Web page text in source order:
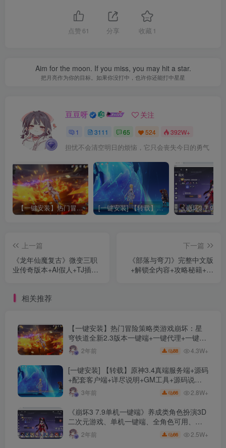
点赞 61 分享 收藏 1
Aim for the moon. If you miss, you may hit a star.
把月亮作为你的目标。如果你没打中，也许你还能打中星星
豆豆呀 关注
1 3111 65 524 392W+
担忧不会清空明日的烦恼，它只会丧失今日的勇气
【一键安装】热门冒险策略类游戏崩坏：星穹铁道全新2.3版本一键端+一键代理+一键启动+免虚拟机 [一键安装] 【转载】原神3.4真端服务端+源码+配套客户端+详尽说明+GM工具+源码说明文件
上一篇
《龙年仙魔复古》微变三职
业传奇版本+AI假人+TJ插件
下一篇
《部落与弯刀》完整中文版
+解锁全内容+攻略秘籍+一
相关推荐
【一键安装】热门冒险策略类游戏崩坏：星
穹铁道全新2.3版本一键端+一键代理+一键启
动+免虚拟机
2年前 88 4.3W+
[一键安装] 【转载】原神3.4真端服务端+源码
+配套客户端+详尽说明+GM工具+源码说明
文件3年前 66 2.8W+
《崩坏3 7.9单机一键端》养成类角色扮演3D
二次元游戏、单机一键端、全角色可用、无
限资源、附带保姆级安装教程
2年前 66 2.5W+